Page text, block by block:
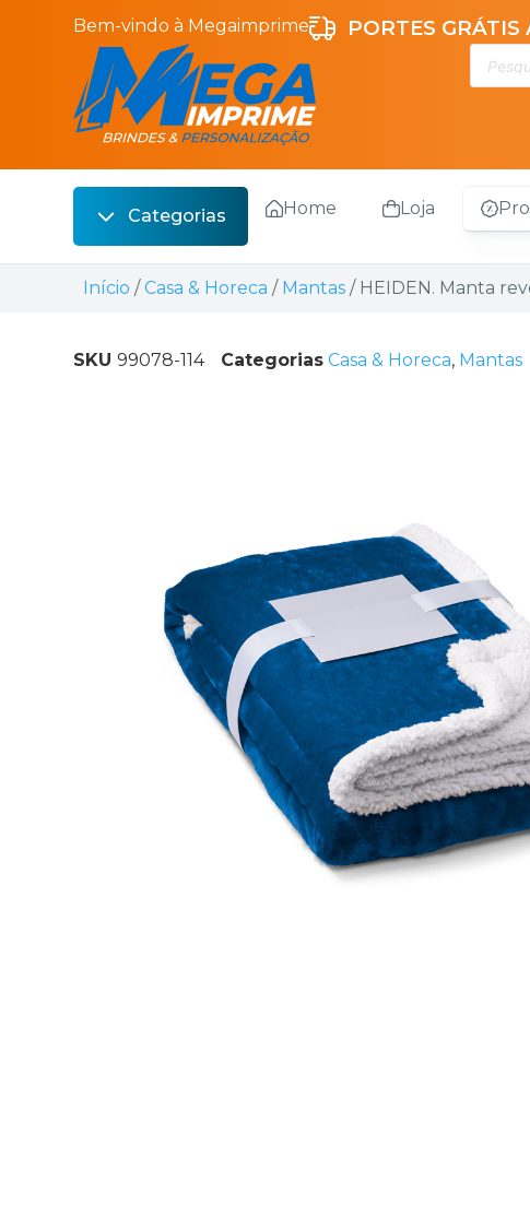
Bem-vindo à Megaimprime PORTES
Categorias
Escrita
Bebidas
Sacos
Vestuário Laboral
Home Loja
Início /Casa & Horeca / Mantas / HEIDEN. Manta
SKU99078-114 Categorias Casa & Horeca, Mantas